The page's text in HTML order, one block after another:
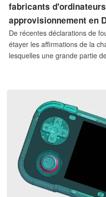
fabricants
approvisionnement en
De récentes déclarations de
étayer les affirmations de la
lesquelles une grande partie
a déjà été allouée. Alors que
retrouver confrontés à des
restreintes.